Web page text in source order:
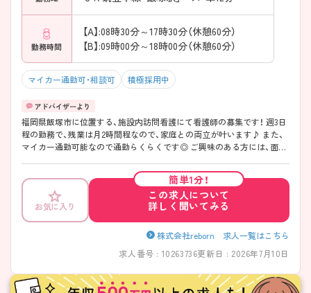
勤務時間
【A】:08時30分～17時30分（休憩60分）
【B】:09時00分～18時00分（休憩60分）
マイカー通勤可・相談可 積極採用中
福岡県飯塚市に位置する、施設内訪問看護にて看護師の募集です！ 週3日
程の勤務で、残業は月2時間程なので、家庭との両立が叶います♪ また、
マイカー通勤可能なので通勤らくらくです◎ ご興味のある方には、面接
お気に入り
簡単1分！
この求人について
詳しく聞いてみる
株式会社reborn 求人一覧はこちら
求人番号 : 10263736更新日 : 2026年7月10日